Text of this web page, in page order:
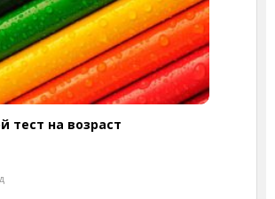
тест на возраст